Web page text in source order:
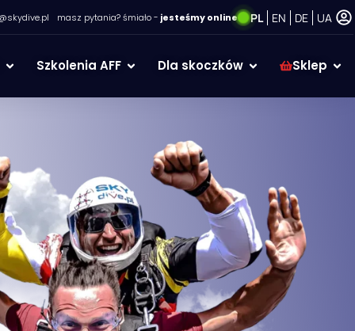
masz pytania? śmiało - jesteśmy online PL EN DE UA
Szkolenia AFF Dla skoczków Sklep